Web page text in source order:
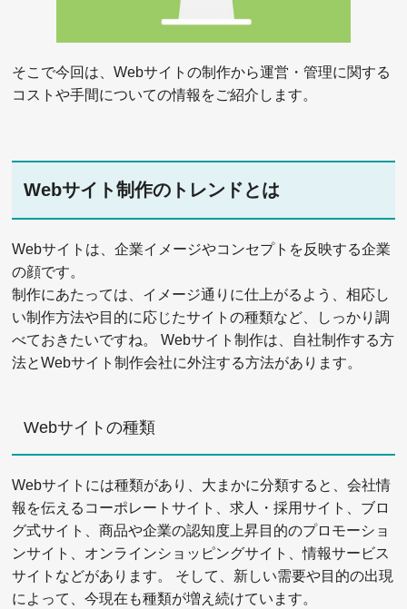
そこで今回は、Webサイトの制作から運営・管理に関する
コストや手間についての情報をご紹介します。
Webサイト制作のトレンドとは
Webサイトは、企業イメージやコンセプトを反映する企業
の顔です。
制作にあたっては、イメージ通りに仕上がるよう、相応し
い制作方法や目的に応じたサイトの種類など、しっかり調
べておきたいですね。 Webサイト制作は、自社制作する方
法とWebサイト制作会社に外注する方法があります。
Webサイトの種類
Webサイトには種類があり、大まかに分類すると、会社情
報を伝えるコーポレートサイト、求人・採用サイト、ブロ
グ式サイト、商品や企業の認知度上昇目的のプロモーショ
ンサイト、オンラインショッピングサイト、情報サービス
サイトなどがあります。 そして、新しい需要や目的の出現
によって、今現在も種類が増え続けています。